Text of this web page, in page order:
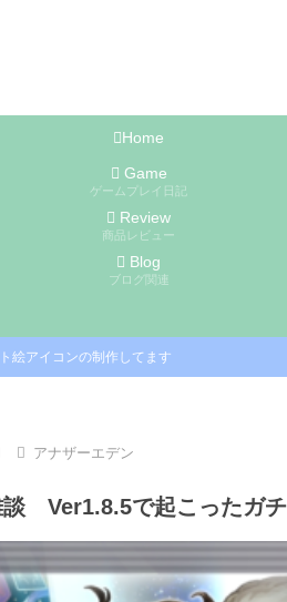
Home
Game
ゲームプレイ日記
Review
商品レビュー
Blog
ブログ関連
絵アイコンの制作してます
アナザーエデン
談 Ver1.8.5で起こったガ